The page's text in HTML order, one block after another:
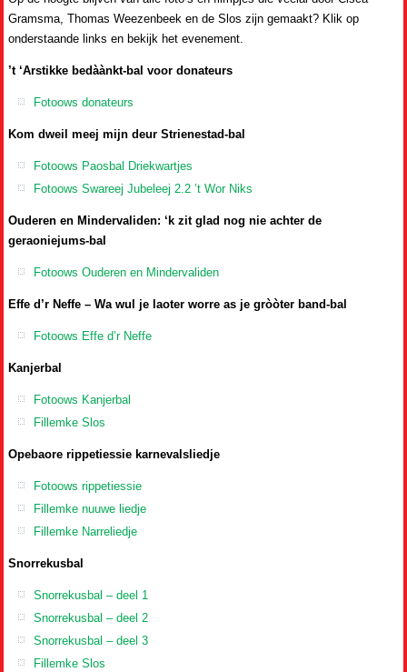
Gramsma, Thomas Weezenbeek en de Slos zijn gemaakt? Klik op
onderstaande links en bekijk het evenement.
’t ‘Arstikke bedàànkt-bal voor donateurs
Fotoows donateurs
Kom dweil meej mijn deur Strienestad-bal
Fotoows Paosbal Driekwartjes
Fotoows Swareej Jubeleej 2.2 ’t Wor Niks
Ouderen en Mindervaliden: ‘k zit glad nog nie achter de
geraoniejums-bal
Fotoows Ouderen en Mindervaliden
Effe d’r Neffe – Wa wul je laoter worre as je gròòter band-bal
Fotoows Effe d’r Neffe
Kanjerbal
Fotoows Kanjerbal
Fillemke Slos
Opebaore rippetiessie karnevalsliedje
Fotoows rippetiessie
Fillemke nuuwe liedje
Fillemke Narreliedje
Snorrekusbal
Snorrekusbal – deel 1
Snorrekusbal – deel 2
Snorrekusbal – deel 3
Fillemke Slos